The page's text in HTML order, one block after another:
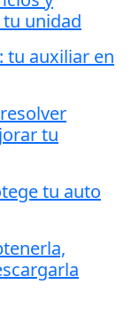
unidad
tu auxiliar en
tu
tu auto